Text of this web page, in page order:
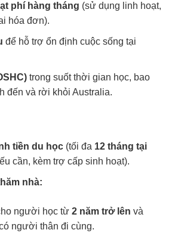
phí hàng tháng (sử dụng linh hoạt,
hóa đơn).
để hỗ trợ ổn định cuộc sống tại
trong suốt thời gian học, bao
đến và rời khỏi Australia.
tiền du học(tối đa 12 tháng tại
cần, kèm trợ cấp sinh hoạt).
nhà:
người học từ 2 năm trở lên và
người thân đi cùng.